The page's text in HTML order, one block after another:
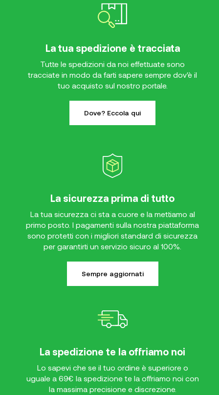
La tua spedizione è tracciata
Tutte le spedizioni da noi effettuate sono
tracciate in modo da farti sapere sempre dov'è il
tuo acquisto sul nostro portale.
Dove? Eccola qui
La sicurezza prima di tutto
La tua sicurezza ci sta a cuore e la mettiamo al
primo posto. I pagamenti sulla nostra piattaforma
sono protetti con i migliori standard di sicurezza
per garantirti un servizio sicuro al 100%.
Sempre aggiornati
La spedizione te la offriamo noi
Lo sapevi che se il tuo ordine è superiore o
uguale a 69€ la spedizione te la offriamo noi con
la massima precisione e discrezione.